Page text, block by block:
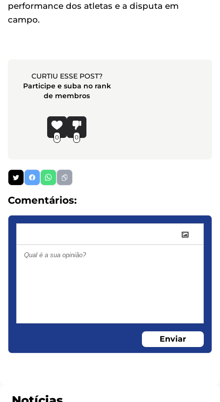
performance dos atletas e a disputa em
campo.
CURTIU ESSE POST?
Participe e suba no rank
de membros
0 0
Comentários:
Enviar